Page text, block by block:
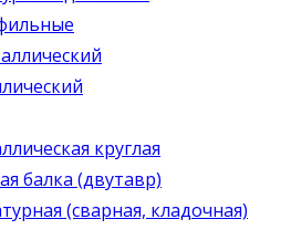
круглая
балка (двутавр)
(сварная, кладочная)